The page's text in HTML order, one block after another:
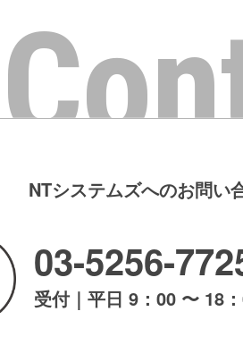
NTシステムズへのお問い
03-5256-
受付｜平日 9：00 〜 18